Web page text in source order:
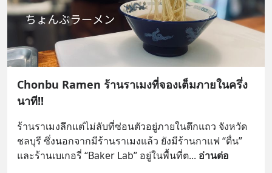
Chonbu Ramen ร้านราเมงที่จองเต็มภายในครึ่ง
นาที!!
ร้านราเมงลึกแต่ไม่ลับที่ซ่อนตัวอยู่ภายในตึกแถว จังหวัด
ชลบุรี ซึ่งนอกจากมีร้านราเมงแล้ว ยังมีร้านกาแฟ “ตื่น”
และร้านเบเกอรี่ “Baker Lab” อยู่ในพื้นที่ต... อ่านต่อ